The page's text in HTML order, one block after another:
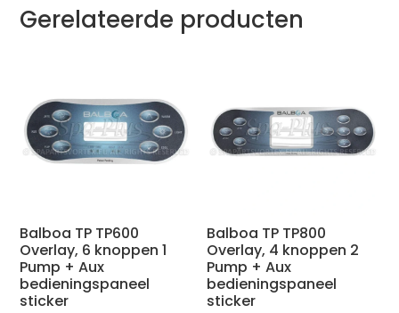
Gerelateerde producten
Balboa TP TP600
Overlay, 6 knoppen 1
Pump + Aux
bedieningspaneel
sticker
Balboa TP TP800
Overlay, 4 knoppen 2
Pump + Aux
bedieningspaneel
sticker